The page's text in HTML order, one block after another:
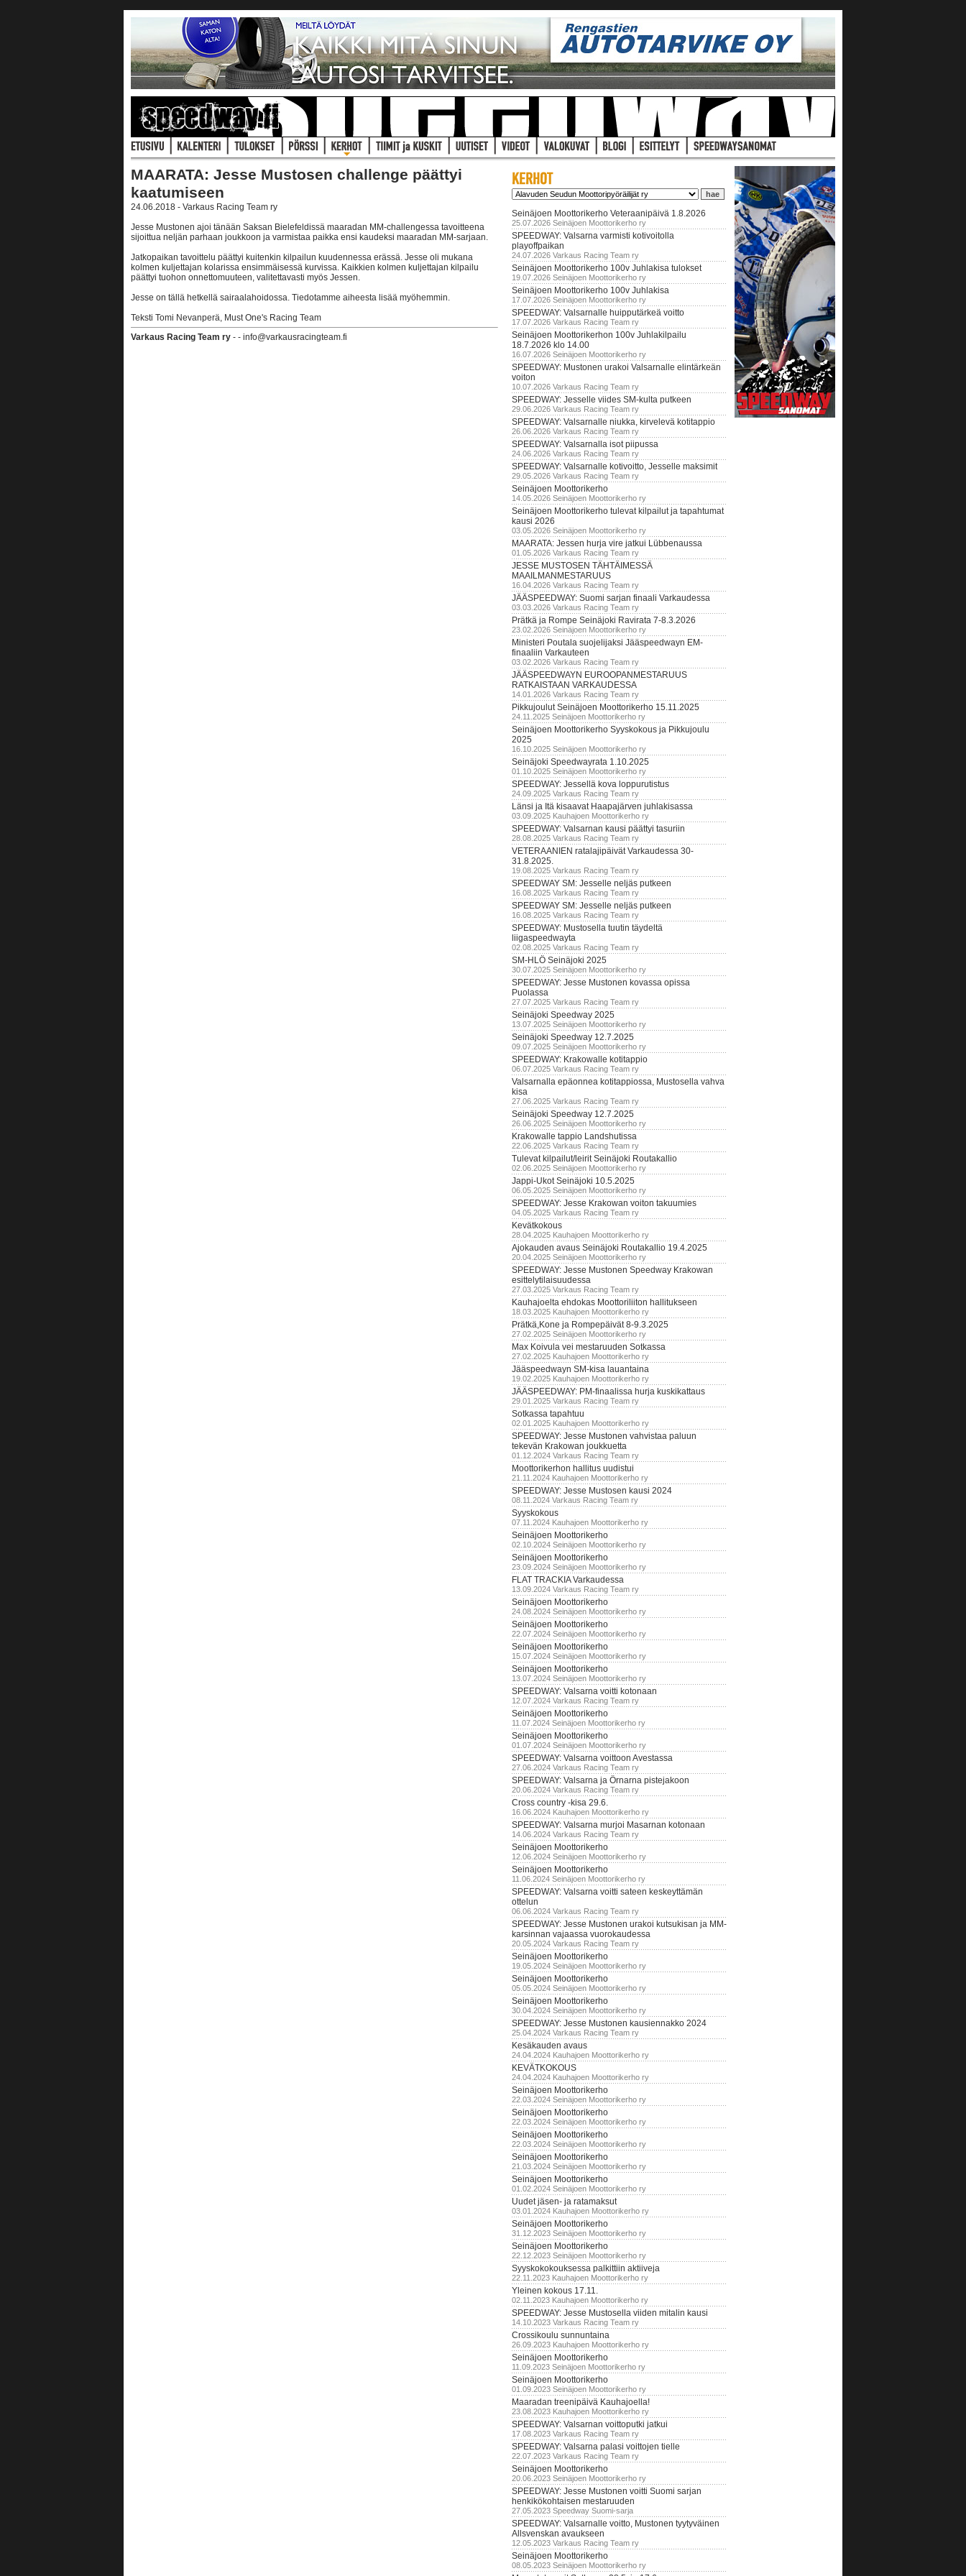
MAARATA: Jesse Mustosen challenge päättyi
kaatumiseen
24.06.2018 - Varkaus Racing Team ry
Jesse Mustonen ajoi tänään Saksan Bielefeldissä maaradan MM-challengessa tavoitteena
sijoittua neljän parhaan joukkoon ja varmistaa paikka ensi kaudeksi maaradan MM-sarjaan.
Jatkopaikan tavoittelu päättyi kuitenkin kilpailun kuudennessa erässä. Jesse oli mukana
kolmen kuljettajan kolarissa ensimmäisessä kurvissa. Kaikkien kolmen kuljettajan kilpailu
päättyi tuohon onnettomuuteen, valitettavasti myös Jessen.
Jesse on tällä hetkellä sairaalahoidossa. Tiedotamme aiheesta lisää myöhemmin.
Teksti Tomi Nevanperä, Must One's Racing Team
Varkaus Racing Team ry - - info@varkausracingteam.fi
Seinäjoen Moottorikerho Veteraanipäivä 1.8.2026
25.07.2026 Seinäjoen Moottorikerho ry
SPEEDWAY: Valsarna varmisti kotivoitolla
playoffpaikan
24.07.2026 Varkaus Racing Team ry
Seinäjoen Moottorikerho 100v Juhlakisa tulokset
19.07.2026 Seinäjoen Moottorikerho ry
Seinäjoen Moottorikerho 100v Juhlakisa
17.07.2026 Seinäjoen Moottorikerho ry
SPEEDWAY: Valsarnalle huipputärkeä voitto
17.07.2026 Varkaus Racing Team ry
Seinäjoen Moottorikerhon 100v Juhlakilpailu
18.7.2026 klo 14.00
16.07.2026 Seinäjoen Moottorikerho ry
SPEEDWAY: Mustonen urakoi Valsarnalle elintärkeän
voiton
10.07.2026 Varkaus Racing Team ry
SPEEDWAY: Jesselle viides SM-kulta putkeen
29.06.2026 Varkaus Racing Team ry
SPEEDWAY: Valsarnalle niukka, kirvelevä kotitappio
26.06.2026 Varkaus Racing Team ry
SPEEDWAY: Valsarnalla isot piipussa
24.06.2026 Varkaus Racing Team ry
SPEEDWAY: Valsarnalle kotivoitto, Jesselle maksimit
29.05.2026 Varkaus Racing Team ry
Seinäjoen Moottorikerho
14.05.2026 Seinäjoen Moottorikerho ry
Seinäjoen Moottorikerho tulevat kilpailut ja tapahtumat
kausi 2026
03.05.2026 Seinäjoen Moottorikerho ry
MAARATA: Jessen hurja vire jatkui Lübbenaussa
01.05.2026 Varkaus Racing Team ry
JESSE MUSTOSEN TÄHTÄIMESSÄ
MAAILMANMESTARUUS
16.04.2026 Varkaus Racing Team ry
JÄÄSPEEDWAY: Suomi sarjan finaali Varkaudessa
03.03.2026 Varkaus Racing Team ry
Prätkä ja Rompe Seinäjoki Ravirata 7-8.3.2026
23.02.2026 Seinäjoen Moottorikerho ry
Ministeri Poutala suojelijaksi Jääspeedwayn EM-
finaaliin Varkauteen
03.02.2026 Varkaus Racing Team ry
JÄÄSPEEDWAYN EUROOPANMESTARUUS
RATKAISTAAN VARKAUDESSA
14.01.2026 Varkaus Racing Team ry
Pikkujoulut Seinäjoen Moottorikerho 15.11.2025
24.11.2025 Seinäjoen Moottorikerho ry
Seinäjoen Moottorikerho Syyskokous ja Pikkujoulu
2025
16.10.2025 Seinäjoen Moottorikerho ry
Seinäjoki Speedwayrata 1.10.2025
01.10.2025 Seinäjoen Moottorikerho ry
SPEEDWAY: Jessellä kova loppurutistus
24.09.2025 Varkaus Racing Team ry
Länsi ja Itä kisaavat Haapajärven juhlakisassa
03.09.2025 Kauhajoen Moottorikerho ry
SPEEDWAY: Valsarnan kausi päättyi tasuriin
28.08.2025 Varkaus Racing Team ry
VETERAANIEN ratalajipäivät Varkaudessa 30-
31.8.2025.
19.08.2025 Varkaus Racing Team ry
SPEEDWAY SM: Jesselle neljäs putkeen
16.08.2025 Varkaus Racing Team ry
SPEEDWAY SM: Jesselle neljäs putkeen
16.08.2025 Varkaus Racing Team ry
SPEEDWAY: Mustosella tuutin täydeltä
liigaspeedwayta
02.08.2025 Varkaus Racing Team ry
SM-HLÖ Seinäjoki 2025
30.07.2025 Seinäjoen Moottorikerho ry
SPEEDWAY: Jesse Mustonen kovassa opissa
Puolassa
27.07.2025 Varkaus Racing Team ry
Seinäjoki Speedway 2025
13.07.2025 Seinäjoen Moottorikerho ry
Seinäjoki Speedway 12.7.2025
09.07.2025 Seinäjoen Moottorikerho ry
SPEEDWAY: Krakowalle kotitappio
06.07.2025 Varkaus Racing Team ry
Valsarnalla epäonnea kotitappiossa, Mustosella vahva
kisa
27.06.2025 Varkaus Racing Team ry
Seinäjoki Speedway 12.7.2025
26.06.2025 Seinäjoen Moottorikerho ry
Krakowalle tappio Landshutissa
22.06.2025 Varkaus Racing Team ry
Tulevat kilpailut/leirit Seinäjoki Routakallio
02.06.2025 Seinäjoen Moottorikerho ry
Jappi-Ukot Seinäjoki 10.5.2025
06.05.2025 Seinäjoen Moottorikerho ry
SPEEDWAY: Jesse Krakowan voiton takuumies
04.05.2025 Varkaus Racing Team ry
Kevätkokous
28.04.2025 Kauhajoen Moottorikerho ry
Ajokauden avaus Seinäjoki Routakallio 19.4.2025
20.04.2025 Seinäjoen Moottorikerho ry
SPEEDWAY: Jesse Mustonen Speedway Krakowan
esittelytilaisuudessa
27.03.2025 Varkaus Racing Team ry
Kauhajoelta ehdokas Moottoriliiton hallitukseen
18.03.2025 Kauhajoen Moottorikerho ry
Prätkä,Kone ja Rompepäivät 8-9.3.2025
27.02.2025 Seinäjoen Moottorikerho ry
Max Koivula vei mestaruuden Sotkassa
27.02.2025 Kauhajoen Moottorikerho ry
Jääspeedwayn SM-kisa lauantaina
19.02.2025 Kauhajoen Moottorikerho ry
JÄÄSPEEDWAY: PM-finaalissa hurja kuskikattaus
29.01.2025 Varkaus Racing Team ry
Sotkassa tapahtuu
02.01.2025 Kauhajoen Moottorikerho ry
SPEEDWAY: Jesse Mustonen vahvistaa paluun
tekevän Krakowan joukkuetta
01.12.2024 Varkaus Racing Team ry
Moottorikerhon hallitus uudistui
21.11.2024 Kauhajoen Moottorikerho ry
SPEEDWAY: Jesse Mustosen kausi 2024
08.11.2024 Varkaus Racing Team ry
Syyskokous
07.11.2024 Kauhajoen Moottorikerho ry
Seinäjoen Moottorikerho
02.10.2024 Seinäjoen Moottorikerho ry
Seinäjoen Moottorikerho
23.09.2024 Seinäjoen Moottorikerho ry
FLAT TRACKIA Varkaudessa
13.09.2024 Varkaus Racing Team ry
Seinäjoen Moottorikerho
24.08.2024 Seinäjoen Moottorikerho ry
Seinäjoen Moottorikerho
22.07.2024 Seinäjoen Moottorikerho ry
Seinäjoen Moottorikerho
15.07.2024 Seinäjoen Moottorikerho ry
Seinäjoen Moottorikerho
13.07.2024 Seinäjoen Moottorikerho ry
SPEEDWAY: Valsarna voitti kotonaan
12.07.2024 Varkaus Racing Team ry
Seinäjoen Moottorikerho
11.07.2024 Seinäjoen Moottorikerho ry
Seinäjoen Moottorikerho
01.07.2024 Seinäjoen Moottorikerho ry
SPEEDWAY: Valsarna voittoon Avestassa
27.06.2024 Varkaus Racing Team ry
SPEEDWAY: Valsarna ja Örnarna pistejakoon
20.06.2024 Varkaus Racing Team ry
Cross country -kisa 29.6.
16.06.2024 Kauhajoen Moottorikerho ry
SPEEDWAY: Valsarna murjoi Masarnan kotonaan
14.06.2024 Varkaus Racing Team ry
Seinäjoen Moottorikerho
12.06.2024 Seinäjoen Moottorikerho ry
Seinäjoen Moottorikerho
11.06.2024 Seinäjoen Moottorikerho ry
SPEEDWAY: Valsarna voitti sateen keskeyttämän
ottelun
06.06.2024 Varkaus Racing Team ry
SPEEDWAY: Jesse Mustonen urakoi kutsukisan ja MM-
karsinnan vajaassa vuorokaudessa
20.05.2024 Varkaus Racing Team ry
Seinäjoen Moottorikerho
19.05.2024 Seinäjoen Moottorikerho ry
Seinäjoen Moottorikerho
05.05.2024 Seinäjoen Moottorikerho ry
Seinäjoen Moottorikerho
30.04.2024 Seinäjoen Moottorikerho ry
SPEEDWAY: Jesse Mustonen kausiennakko 2024
25.04.2024 Varkaus Racing Team ry
Kesäkauden avaus
24.04.2024 Kauhajoen Moottorikerho ry
KEVÄTKOKOUS
24.04.2024 Kauhajoen Moottorikerho ry
Seinäjoen Moottorikerho
22.03.2024 Seinäjoen Moottorikerho ry
Seinäjoen Moottorikerho
22.03.2024 Seinäjoen Moottorikerho ry
Seinäjoen Moottorikerho
22.03.2024 Seinäjoen Moottorikerho ry
Seinäjoen Moottorikerho
21.03.2024 Seinäjoen Moottorikerho ry
Seinäjoen Moottorikerho
01.02.2024 Seinäjoen Moottorikerho ry
Uudet jäsen- ja ratamaksut
03.01.2024 Kauhajoen Moottorikerho ry
Seinäjoen Moottorikerho
31.12.2023 Seinäjoen Moottorikerho ry
Seinäjoen Moottorikerho
22.12.2023 Seinäjoen Moottorikerho ry
Syyskokokouksessa palkittiin aktiiveja
22.11.2023 Kauhajoen Moottorikerho ry
Yleinen kokous 17.11.
02.11.2023 Kauhajoen Moottorikerho ry
SPEEDWAY: Jesse Mustosella viiden mitalin kausi
14.10.2023 Varkaus Racing Team ry
Crossikoulu sunnuntaina
26.09.2023 Kauhajoen Moottorikerho ry
Seinäjoen Moottorikerho
11.09.2023 Seinäjoen Moottorikerho ry
Seinäjoen Moottorikerho
01.09.2023 Seinäjoen Moottorikerho ry
Maaradan treenipäivä Kauhajoella!
23.08.2023 Kauhajoen Moottorikerho ry
SPEEDWAY: Valsarnan voittoputki jatkui
17.08.2023 Varkaus Racing Team ry
SPEEDWAY: Valsarna palasi voittojen tielle
22.07.2023 Varkaus Racing Team ry
Seinäjoen Moottorikerho
20.06.2023 Seinäjoen Moottorikerho ry
SPEEDWAY: Jesse Mustonen voitti Suomi sarjan
henkikökohtaisen mestaruuden
27.05.2023 Speedway Suomi-sarja
SPEEDWAY: Valsarnalle voitto, Mustonen tyytyväinen
Allsvenskan avaukseen
12.05.2023 Varkaus Racing Team ry
Seinäjoen Moottorikerho
08.05.2023 Seinäjoen Moottorikerho ry